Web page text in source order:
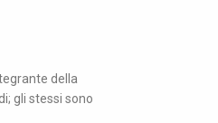
della
gli stessi sono